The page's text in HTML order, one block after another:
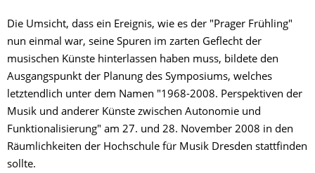
Die Umsicht, dass ein Ereignis, wie es der "Prager Frühling"
nun einmal war, seine Spuren im zarten Geflecht der
musischen Künste hinterlassen haben muss, bildete den
Ausgangspunkt der Planung des Symposiums, welches
letztendlich unter dem Namen "1968-2008. Perspektiven der
Musik und anderer Künste zwischen Autonomie und
Funktionalisierung" am 27. und 28. November 2008 in den
Räumlichkeiten der Hochschule für Musik Dresden stattfinden
sollte.